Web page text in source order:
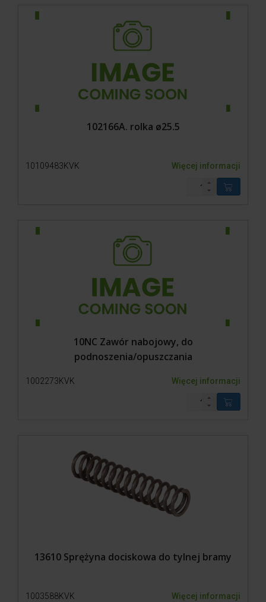
102166A. rolka ø25.5
10109483KVK Więcej informacji
10NC Zawór nabojowy, do
podnoszenia/opuszczania
1002273KVK Więcej informacji
13610 Sprężyna dociskowa do tylnej bramy
1003588KVK Więcej informacji